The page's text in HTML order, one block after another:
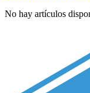
No hay artículos